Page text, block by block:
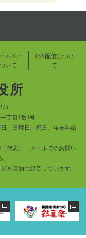
ムペー
いて
RSS配信につい
て
所
丁目1番1号
、日曜日、祝日、年末年始
（代表）
メールでのお問い
を目的に録音しています。